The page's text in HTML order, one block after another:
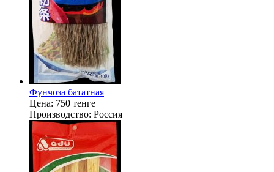
Фунчоза бататная
Цена: 750 тенге
Производство: Россия